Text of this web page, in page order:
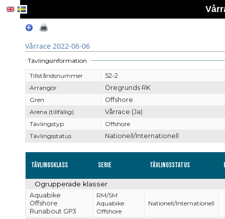
Vårrace 2022-06-06
Tävlingsinformation
Tillståndsnummer
52-2
Arrangör
Öregrunds RK
Gren
Offshore
Arena (tillfällig)
Vårrace (Ja)
Tävlingstyp
Offshore
Tävlingsstatus
Nationell/Internationell
Tävlingsklass Serie Tävlingsstatus
Ogrupperade klasser
Aquabike
Offshore
Runabout GP3
RM/SM
Aquabike
Offshore
Nationell/Internationell